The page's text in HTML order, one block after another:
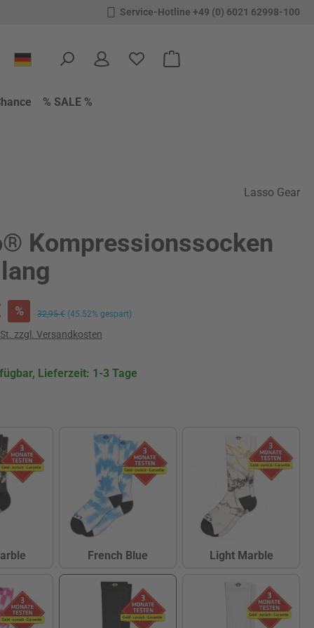
Service-Hotline +49 (0) 6021 62998-100
Du hast 0 Produkte auf dem Merkzettel
Warenkorb enthält 0
% SALE %
Lasso Gear
Kompressionssocken
% Regulärer Preis:
32,95 € (45.52% gespart)
zzgl. Versandkosten
Lieferzeit: 1-3 Tage
French Blue
French Blue
Light Marble